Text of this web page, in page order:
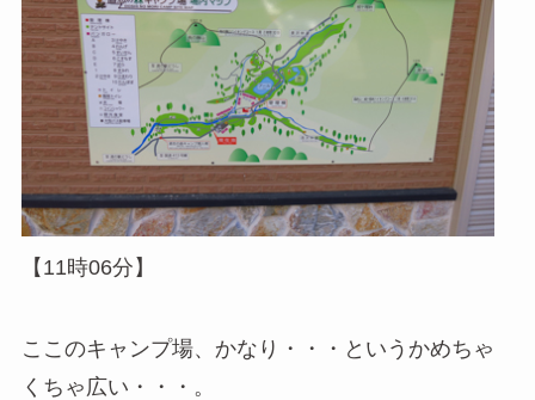
【11時06分】
ここのキャンプ場、かなり・・・というかめちゃ
くちゃ広い・・・。